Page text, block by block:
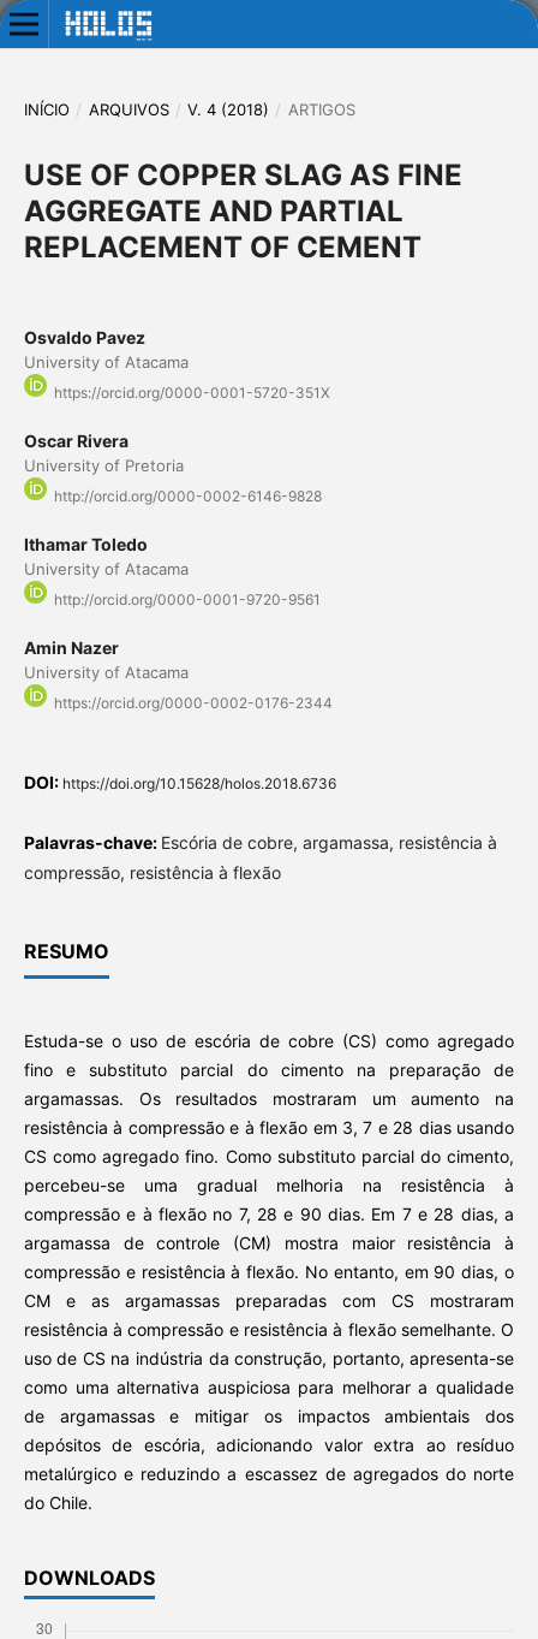
INÍCIO / ARQUIVOS / V. 4 (2018) / ARTIGOS
USE OF COPPER SLAG AS FINE
AGGREGATE AND PARTIAL
REPLACEMENT OF CEMENT
Osvaldo Pavez
University of Atacama
https://orcid.org/0000-0001-5720-351X
Oscar Rivera
University of Pretoria
http://orcid.org/0000-0002-6146-9828
Ithamar Toledo
University of Atacama
http://orcid.org/0000-0001-9720-9561
Amin Nazer
University of Atacama
https://orcid.org/0000-0002-0176-2344
DOI: https://doi.org/10.15628/holos.2018.6736
Palavras-chave: Escória de cobre, argamassa, resistência à
compressão, resistência à flexão
RESUMO
Estuda-se o uso de escória de cobre (CS) como agregado
fino e substituto parcial do cimento na preparação de
argamassas. Os resultados mostraram um aumento na
resistência à compressão e à flexão em 3, 7 e 28 dias usando
CS como agregado fino. Como substituto parcial do cimento,
percebeu-se uma gradual melhoria na resistência à
compressão e à flexão no 7, 28 e 90 dias. Em 7 e 28 dias, a
argamassa de controle (CM) mostra maior resistência à
compressão e resistência à flexão. No entanto, em 90 dias, o
CM e as argamassas preparadas com CS mostraram
resistência à compressão e resistência à flexão semelhante. O
uso de CS na indústria da construção, portanto, apresenta-se
como uma alternativa auspiciosa para melhorar a qualidade
de argamassas e mitigar os impactos ambientais dos
depósitos de escória, adicionando valor extra ao resíduo
metalúrgico e reduzindo a escassez de agregados do norte
do Chile.
DOWNLOADS